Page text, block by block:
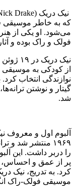
که به خاطر موسیقی
می‌شود. او یکی از
فولک و راک بوده و
از کودکی به موسیقی
نوازندگی انتخاب کرد.
گیتار و نوشتن
شد.
را دربر داشت. این
پر از عمق و احساس،
کرد. به تدریج، نیک
موسیقی فولک-راک